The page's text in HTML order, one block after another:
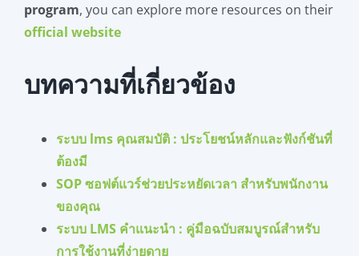
program, you can explore more resources on their
official website
บทความที่เกี่ยวข้อง
ระบบ lms คุณสมบัติ : ประโยชน์หลักและฟังก์ชันที่
ต้องมี
SOP ซอฟต์แวร์ช่วยประหยัดเวลา สำหรับพนักงาน
ของคุณ
ระบบ LMS คำแนะนำ : คู่มือฉบับสมบูรณ์สำหรับ
การใช้งานที่ง่ายดาย